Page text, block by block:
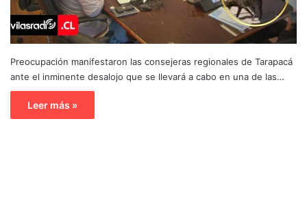
Preocupación manifestaron las consejeras regionales de Tarapacá
ante el inminente desalojo que se llevará a cabo en una de las…
Leer más »